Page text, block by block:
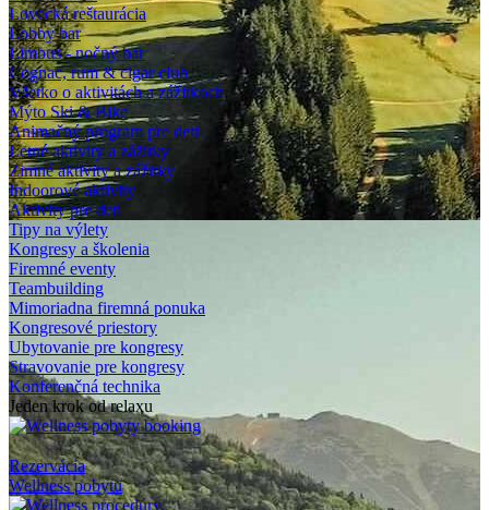
Lovecká reštaurácia
Lobby bar
Limbus - nočný bar
Cognac, rum & cigar club
Všetko o aktivitách a zážitkoch
Mýto Ski & Bike
Animačný program pre deti
Letné aktivity a zážitky
Zimné aktivity a zážitky
Indoorové aktivity
Aktivity pre deti
Tipy na výlety
Kongresy a školenia
Firemné eventy
Teambuilding
Mimoriadna firemná ponuka
Kongresové priestory
Ubytovanie pre kongresy
Stravovanie pre kongresy
Konferenčná technika
Jeden krok od relaxu
Rezervácia
Wellness pobytu